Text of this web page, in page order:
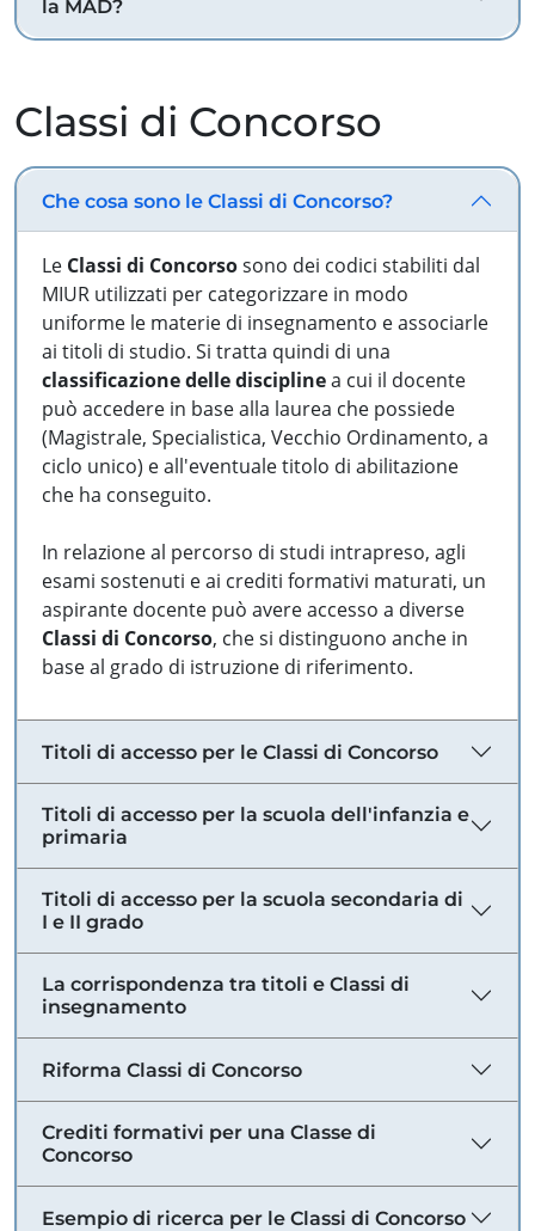
la MAD?
Classi di Concorso
Che cosa sono le Classi di Concorso?
Le Classi di Concorsosono dei codici stabiliti dal
MIUR utilizzati per categorizzare in modo
uniforme le materie di insegnamento e associarle
ai titoli di studio. Si tratta quindi di una
classificazione delle disciplinea cui il docente
può accedere in base alla laurea che possiede
(Magistrale, Specialistica, Vecchio Ordinamento, a
ciclo unico) e all'eventuale titolo di abilitazione
che ha conseguito.
In relazione al percorso di studi intrapreso, agli
esami sostenuti e ai crediti formativi maturati, un
aspirante docente può avere accesso a diverse
Classi di Concorso, che si distinguono anche in
base al grado di istruzione di riferimento.
Titoli di accesso per le Classi di Concorso
Titoli di accesso per la scuola dell'infanzia e
primaria
Titoli di accesso per la scuola secondaria di
I e II grado
La corrispondenza tra titoli e Classi di
insegnamento
Riforma Classi di Concorso
Crediti formativi per una Classe di
Concorso
Esempio di ricerca per le Classi di Concorso